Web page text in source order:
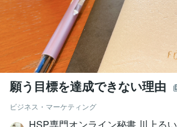
願う目標を達成できない理由
ビジネス・マーケティング
HSP専門オンライン秘書 川上るい